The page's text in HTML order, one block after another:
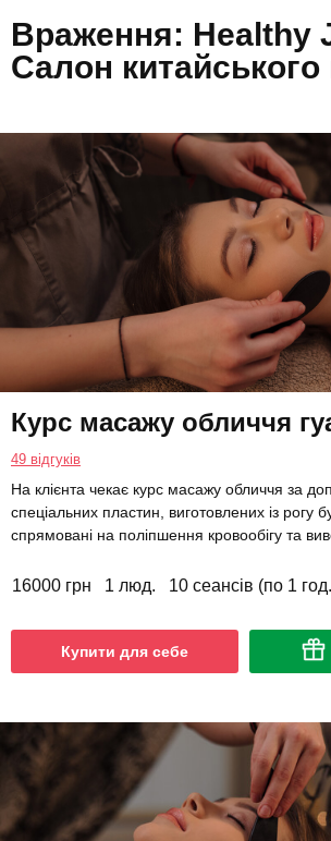
Враження: Healthy
Салон
Курс масажу обличчя
49 відгуків
На клієнта чекає курс масажу обличчя за
спеціальних пластин, виготовлених із рогу
спрямовані на поліпшення кровообігу та
16000 грн 1 люд. 10 сеансів (по 1
Купити для себе